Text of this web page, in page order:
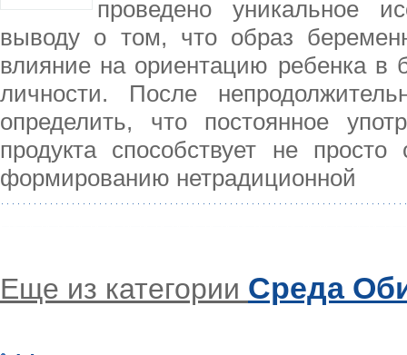
проведено уникальное
выводу о том, что образ
влияние на ориентацию ребенка в
личности. После
определить, что постоянное
продукта способствует не
формированию нетрадиционной
Еще из категории Среда